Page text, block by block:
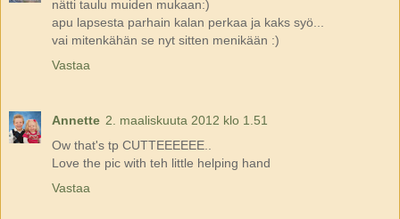
nätti taulu muiden mukaan:)
apu lapsesta parhain kalan perkaa ja kaks syö...
vai mitenkähän se nyt sitten menikään :)
Vastaa
Annette 2. maaliskuuta 2012 klo 1.51
Ow that's tp CUTTEEEEEE..
Love the pic with teh little helping hand
Vastaa